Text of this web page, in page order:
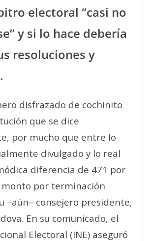
electoral “casi no
y si lo hace debería
resoluciones y
disfrazado de cochinito
que se dice
por mucho que entre lo
divulgado y lo real
diferencia de 471 por
por terminación
–aún– consejero presidente,
En su comunicado, el
Electoral (INE) aseguró